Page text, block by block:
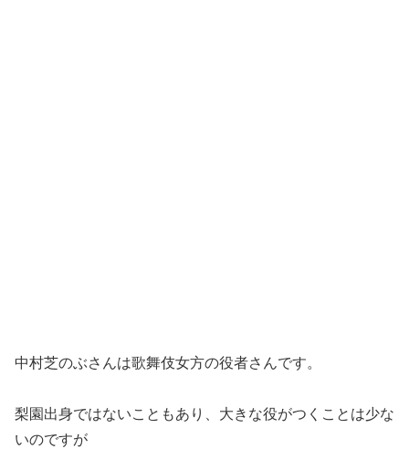
中村芝のぶさんは歌舞伎女方の役者さんです。
梨園出身ではないこともあり、大きな役がつくことは少な
いのですが